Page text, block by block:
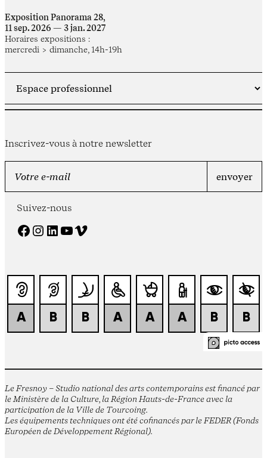
Exposition Panorama 28,
11 sep. 2026 — 3 jan. 2027
Horaires expositions :
mercredi > dimanche, 14h-19h
Inscrivez-vous à notre newsletter
Suivez-nous
Facebook Instagram LinkedIn YouTube Vimeo
Le Fresnoy – Studio national des arts contemporains est financé par
le Ministère de la Culture, la Région Hauts-de-France avec la
participation de la Ville de Tourcoing.
Les équipements techniques ont été cofinancés par le FEDER (Fonds
Européen de Développement Régional).